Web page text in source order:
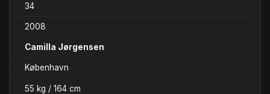
34
2008
Camilla Jørgensen
København
55 kg / 164 cm